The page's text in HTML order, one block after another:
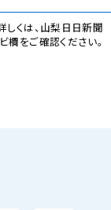
くは、山梨日日新聞
欄をご確認ください。